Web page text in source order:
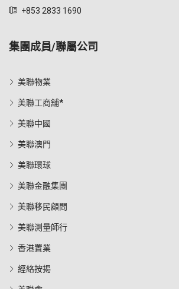
+853 2833 1690
集團成員/聯屬公司
美聯物業
美聯工商舖*
美聯中國
美聯澳門
美聯環球
美聯金融集團
美聯移民顧問
美聯測量師行
香港置業
經絡按揭